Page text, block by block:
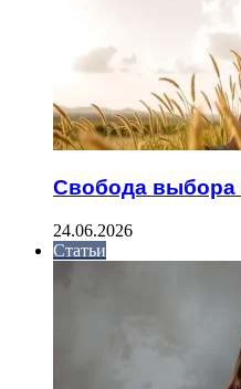
Свобода выбора
24.06.2026
Статьи